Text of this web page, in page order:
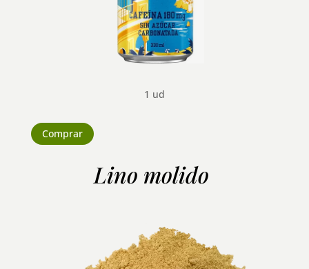
1 ud
Comprar
Lino molido